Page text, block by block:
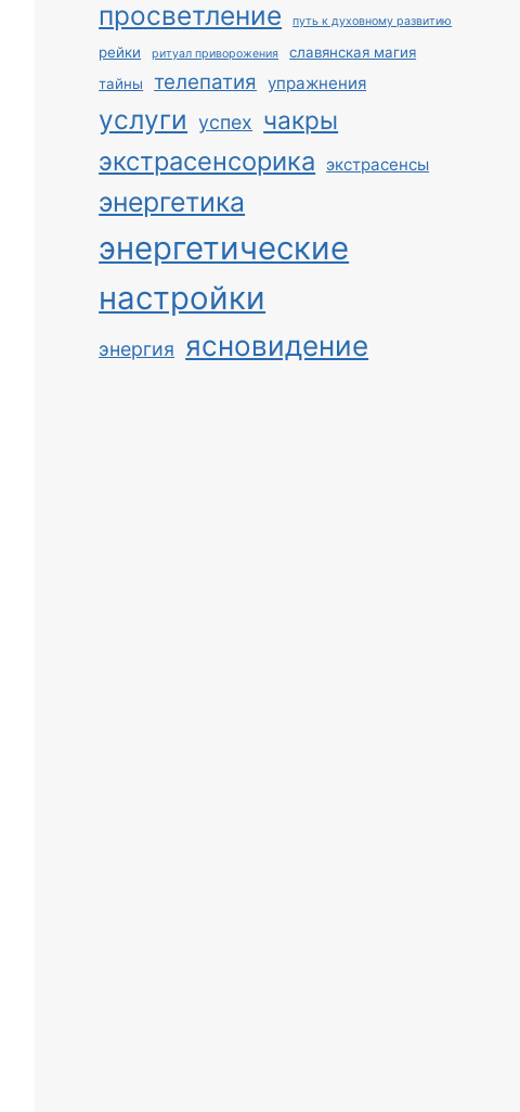
просветление путь к духовному развитию
рейки ритуал приворожения
славянская магия
тайны
телепатия упражнения
услуги успех чакры
экстрасенсорика экстрасенсы
энергетика
энергетические
настройки
энергия ясновидение